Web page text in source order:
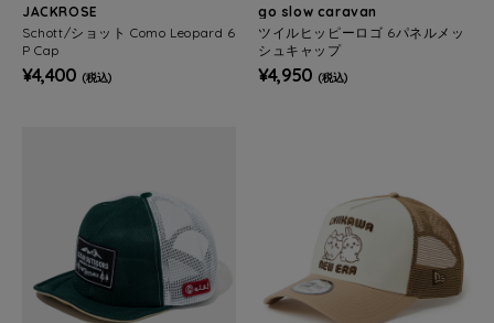
JACKROSE
Schott/ショット Como Leopard 6
P Cap
¥4,400 (税込)
go slow caravan
ツイルヒッピーロゴ 6パネルメッ
シュキャップ
¥4,950 (税込)